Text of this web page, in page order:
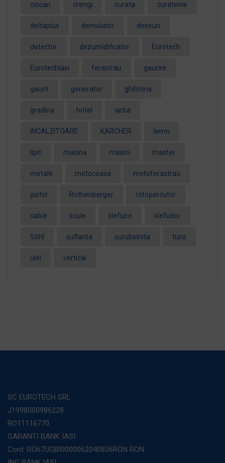
ciocan crengi curata curatenie
deltaplus demolator deseuri
detector dezumidificator Eurotech
EurotechIasi ferastrau gaurire
gaurit generator ghilotina
gradina hotel iarba
INCALZITOARE KÄRCHER lemn
lipit masina masini master
metale motocoasa motoferastrau
pistol Rothenberger rotopercutor
sabie scule slefuire slefuitor
Stihl suflanta surubelnita tuns
ulei vertical
SC EUROTECH SRL
J1998000986228
RO11116770
GARANTI BANK IASI
Cont: RO67UGBI0000062040836RON RON